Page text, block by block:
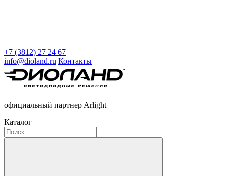
+7 (3812) 27 24 67
info@dioland.ru Контакты
официальный партнер Arlight
Каталог